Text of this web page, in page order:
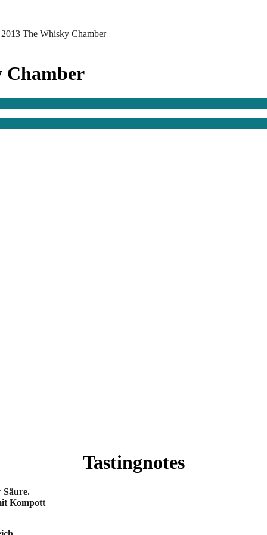
The Whisky Chamber
Chamber
Tastingnotes
Säure.
Kompott